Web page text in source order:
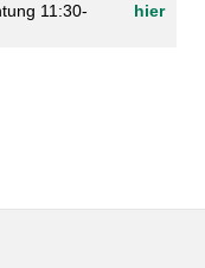
11:30-
hier